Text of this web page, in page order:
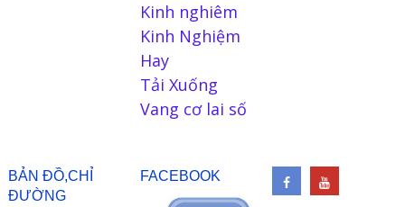
Kinh nghiêm
Kinh Nghiệm
Hay
Tải Xuống
Vang cơ lai số
BẢN ĐỒ,CHỈ
ĐƯỜNG
FACEBOOK